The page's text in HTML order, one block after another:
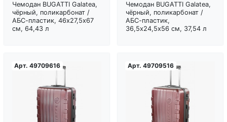
Чемодан BUGATTI Galatea,
чёрный, поликарбонат /
АБС-пластик, 46х27,5х67
см, 64,43 л
Чемодан BUGATTI Galatea,
чёрный, поликарбонат /
АБС-пластик,
36,5х24,5х56 см, 37,54 л
Арт. 49709616 Арт. 49709516
Загрузка...